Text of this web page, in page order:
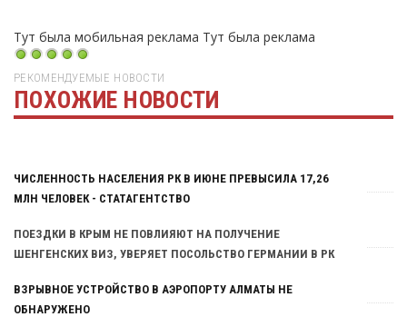
Тут была мобильная реклама Тут была реклама
РЕКОМЕНДУЕМЫЕ НОВОСТИ
ПОХОЖИЕ НОВОСТИ
Тут была реклама
ЧИСЛЕННОСТЬ НАСЕЛЕНИЯ РК В ИЮНЕ ПРЕВЫСИЛА 17,26
МЛН ЧЕЛОВЕК - СТАТАГЕНТСТВО
ПОЕЗДКИ В КРЫМ НЕ ПОВЛИЯЮТ НА ПОЛУЧЕНИЕ
ШЕНГЕНСКИХ ВИЗ, УВЕРЯЕТ ПОСОЛЬСТВО ГЕРМАНИИ В РК
ВЗРЫВНОЕ УСТРОЙСТВО В АЭРОПОРТУ АЛМАТЫ НЕ
ОБНАРУЖЕНО